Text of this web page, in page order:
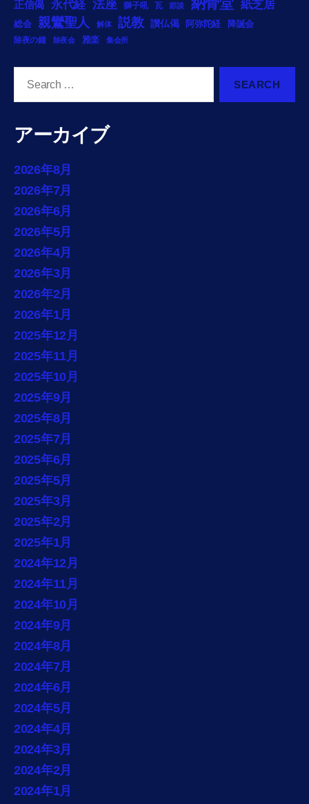
正信偈 永代経 法座 獅子吼 瓦 節談 紙芝居
総会 親鸞聖人 解体 説教 讃仏偈 阿弥陀経 降誕会
除夜の鐘 除夜会 雅楽 集会所
アーカイブ
2026年8月
2026年7月
2026年6月
2026年5月
2026年4月
2026年3月
2026年2月
2026年1月
2025年12月
2025年11月
2025年10月
2025年9月
2025年8月
2025年7月
2025年6月
2025年5月
2025年3月
2025年2月
2025年1月
2024年12月
2024年11月
2024年10月
2024年9月
2024年8月
2024年7月
2024年6月
2024年5月
2024年4月
2024年3月
2024年2月
2024年1月